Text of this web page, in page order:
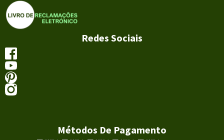
Redes Sociais
Métodos De Pagamento